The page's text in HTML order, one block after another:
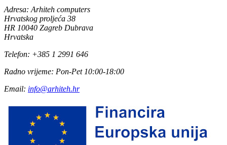
Adresa: Arhiteh computers
Hrvatskog proljeća 38
HR 10040 Zagreb Dubrava
Hrvatska
Telefon: +385 1 2991 646
Radno vrijeme: Pon-Pet 10:00-18:00
Email: info@arhiteh.hr